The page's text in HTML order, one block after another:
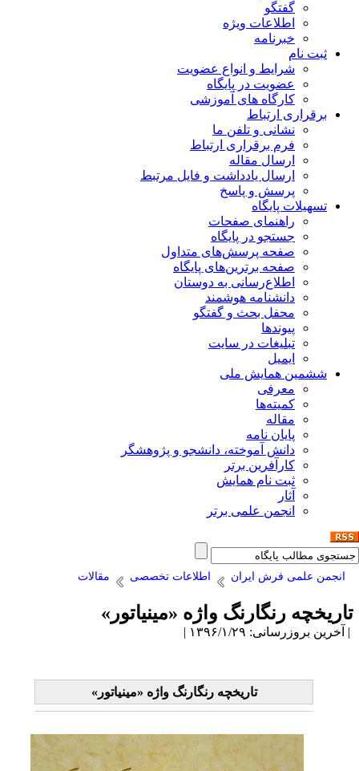
گفتگو
اطلاعات ویژه
خبرنامه
ثبت نام
شرایط و انواع عضویت
عضویت در پایگاه
کارگاه های آموزشی
برقراری ارتباط
نشانی و تلفن ما
فرم برقراری ارتباط
ارسال مقاله
ارسال یادداشت و فایل مرتبط
پرسش و پاسخ
تسهیلات پایگاه
راهنمای صفحات
جستجو در پایگاه
صفحه پرسش‌های متداول
صفحه برترین‌های پایگاه
اطلاع‌رسانی به دوستان
دانشنامه هوشمند
محفل بحث و گفتگو
پیوندها
تبلیغات در سایت
ایمیل
ششمین همایش ملی
معرفی
کمیته‌ها
مقاله
پایان نامه
دانش آموخته، دانشجو و پژوهشگر
کارآفرین برتر
ثبت نام همایش
آثار
انجمن علمی برتر
انجمن علمی فرش ایران اطلاعات تخصصی مقالات
رنگارنگ واژه «مینیاتور»
بروزرسانی: ۱۳۹۶/۱/۲۹ |
تاریخچه‌ رنگارنگ واژه «مینیاتور»